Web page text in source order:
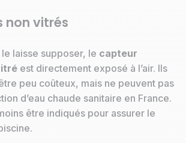
non vitrés
laisse supposer, le capteur
est directement exposé à l’air. Ils
peu coûteux, mais ne peuvent pas
d’eau chaude sanitaire en France.
être indiqués pour assurer le